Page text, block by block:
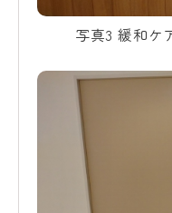
写真3 緩和ケ